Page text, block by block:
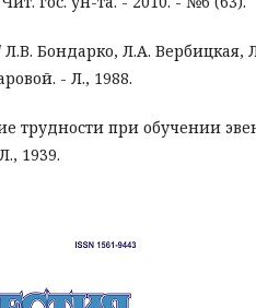
Бондарко, Л.А. Вербицкая,
- Л., 1988.
трудности при обучении
1939.